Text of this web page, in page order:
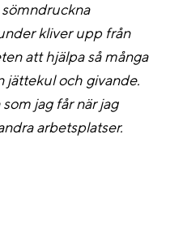
kliver upp från
att hjälpa så många
jättekul och givande.
jag får när jag
arbetsplatser.